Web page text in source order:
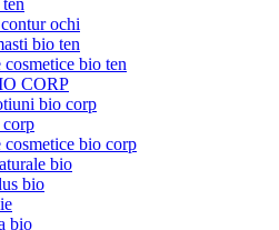
ochi
bio ten
cosmetice bio ten
CORP
bio corp
cosmetice bio corp
bio
bio
bio